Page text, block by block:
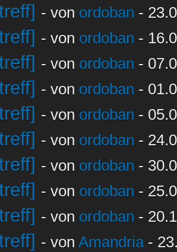
- von ordoban -
- von ordoban -
- von ordoban -
- von ordoban -
- von ordoban -
- von ordoban -
- von ordoban -
- von ordoban -
- von ordoban -
- von Amandria-